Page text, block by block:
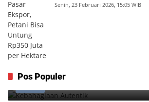
Juta per Hektare
Senin, 23 Februari 2026, 15:05 WIB
Pos Populer
1 Kebahagiaan Autentik